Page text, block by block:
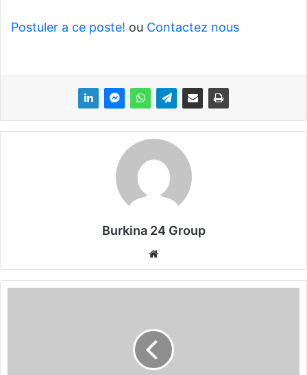
Postuler a ce poste! ou Contactez nous
Burkina 24 Group
bsi
te